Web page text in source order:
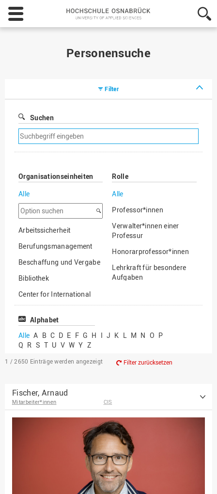
Hochschule
Osnabrück
-
Personensuche
Filter
Suchen
Suchfilter
entfernen
Organisationseinheiten
Alle
Option
suchen
Arbeitssicherheit
Berufungsmanagement
Beschaffung und Vergabe
Bibliothek
Center for International
Mobility
Center for International
Chancengerechtigkeit
eLearning Competence
EU-Büro
Fakultät
Agrarwissenschaften und
Ingenieurwissenschaften
Rolle
Alle
Professor*innen
Verwalter*innen einer
Professur
Honorarprofessor*innen
Lehrkraft für besondere
Aufgaben
Professor*innen im
Alphabet
Alle A B C D E F G H I J K L M N O P
Q R S T U V W Y Z
1 / 2650 Einträge werden angezeigt Filter zurücksetzen
Fischer, Arnaud
Mitarbeiter*innen CIS